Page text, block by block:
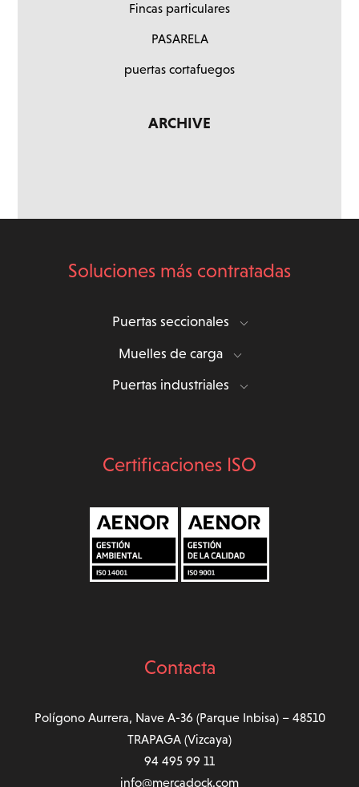
Fincas particulares
PASARELA
puertas cortafuegos
ARCHIVE
Soluciones más contratadas
Puertas seccionales
Muelles de carga
Puertas industriales
Certificaciones ISO
Contacta
Polígono Aurrera, Nave A-36 (Parque Inbisa) – 48510
TRAPAGA (Vizcaya)
94 495 99 11
info@mercadock.com